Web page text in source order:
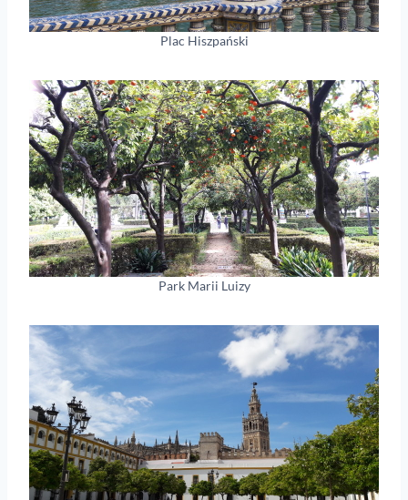
Plac Hiszpański
Park Marii Luizy